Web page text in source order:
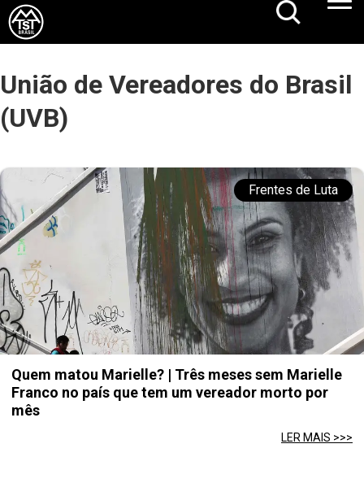
União de Vereadores do Brasil
(UVB)
Frentes de Luta
Quem matou Marielle? | Três meses sem Marielle
Franco no país que tem um vereador morto por
mês
LER MAIS >>>